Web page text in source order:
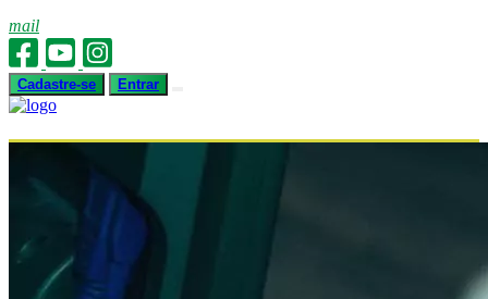
mail
Cadastre-se Entrar